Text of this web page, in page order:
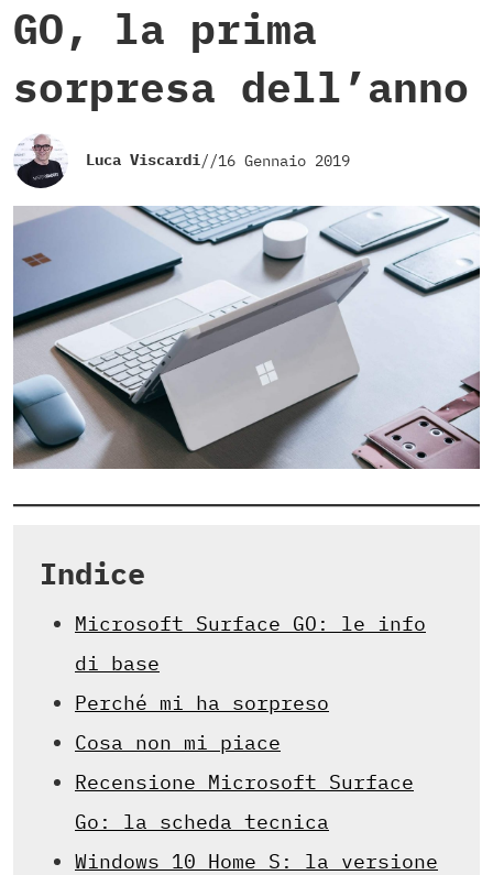
GO, la prima
sorpresa dell’anno
Luca Viscardi//16 Gennaio 2019
Indice
Microsoft Surface GO: le info
di base
Perché mi ha sorpreso
Cosa non mi piace
Recensione Microsoft Surface
Go: la scheda tecnica
Windows 10 Home S: la versione